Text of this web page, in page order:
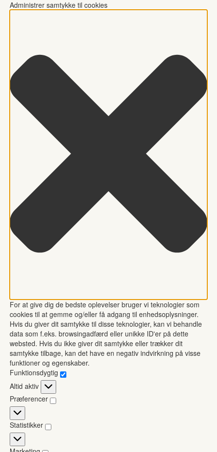
Administrer samtykke til cookies
For at give dig de bedste oplevelser bruger vi teknologier som
cookies til at gemme og/eller få adgang til enhedsoplysninger.
Hvis du giver dit samtykke til disse teknologier, kan vi behandle
data som f.eks. browsingadfærd eller unikke ID'er på dette
websted. Hvis du ikke giver dit samtykke eller trækker dit
samtykke tilbage, kan det have en negativ indvirkning på visse
funktioner og egenskaber.
Funktionsdygtig
Funktionsdygtig
Altid aktiv
Præferencer
Præferencer
Statistikker
Statistikker